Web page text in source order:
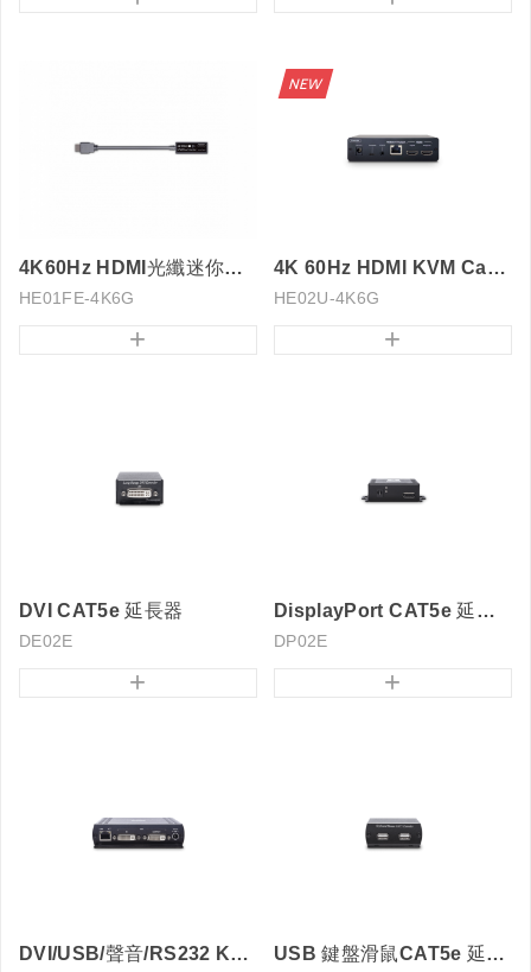
4K60Hz HDMI光纖迷你型延長器300M
HE01FE-4K6G
+
4K 60Hz HDMI KVM Cat6 延長器
HE02U-4K6G
+
DVI CAT5e 延長器
DE02E
+
DisplayPort CAT5e 延長器
DP02E
+
DVI/USB/聲音/RS232 KVM CAT5e 延長器 USB 鍵盤滑鼠CAT5e 延長器